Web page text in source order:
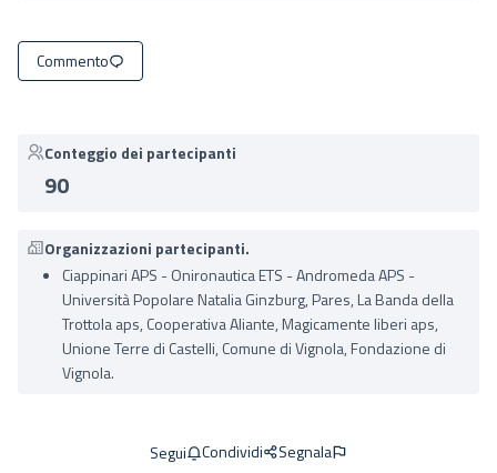
Commento
Conteggio dei partecipanti
90
Organizzazioni partecipanti.
Ciapp inari APS - Onironautica ETS - Andromeda APS -
Università Popolare Natalia Ginzburg, Pares, La Banda della
Trottola aps, Cooperativa Aliante, Magicamente liberi aps,
Unione Terre di Castelli, Comune di Vignola, Fondazione di
Vignola.
Segui Condividi Segnala